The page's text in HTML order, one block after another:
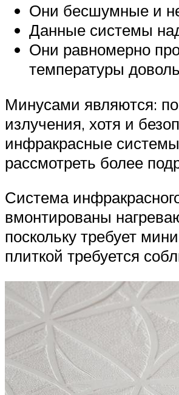
Они бесшумные и
Данные системы
Они равномерно
температуры
Минусами являются:
излучения, хотя и
инфракрасные
рассмотреть более
Система
вмонтированы
поскольку требует
плиткой требуется